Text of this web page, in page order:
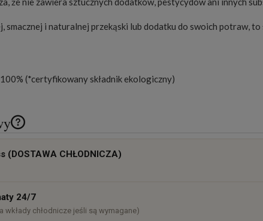
smacznej i naturalnej przekąski lub dodatku do swoich potraw,
100% (*certyfikowany składnik ekologiczny)
Cena nie zawiera ewentualnych kosztów
(DOSTAWA CHŁODNICZA)
24/7
wkłady chłodnicze jeśli są wymagane)